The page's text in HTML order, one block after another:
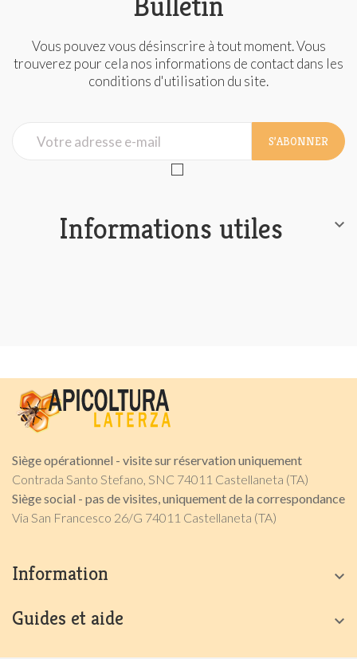
Vous pouvez vous désinscrire à tout moment. Vous
trouverez pour cela nos informations de contact dans les
conditions d'utilisation du site.
S’ABONNER
Informations utiles 
Siège opérationnel - visite sur réservation uniquement
Contrada Santo Stefano, SNC 74011 Castellaneta (TA)
Siège social - pas de visites, uniquement de la correspondance
Via San Francesco 26/G 74011 Castellaneta (TA)
Information 
Guides et aide 